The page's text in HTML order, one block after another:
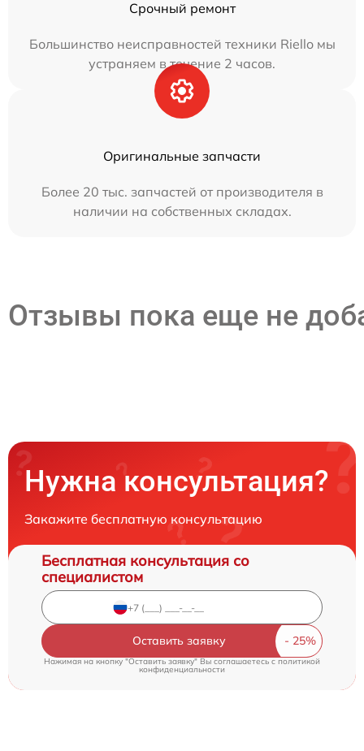
Срочный ремонт
Большинство неисправностей техники Riello мы
устраняем в течение 2 часов.
Оригинальные запчасти
Более 20 тыс. запчастей от производителя в
наличии на собственных складах.
Отзывы пока еще не
Нужна консультация?
Закажите бесплатную консультацию
Бесплатная консультация со
специалистом
Оставить заявку
Нажимая на кнопку "Оставить заявку" Вы соглашаетесь c политикой
конфиденциальности